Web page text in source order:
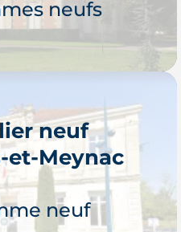
neufs
neuf
et-Meynac
neuf